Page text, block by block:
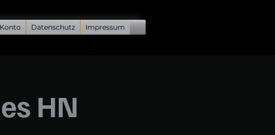
Datenschutz Impressum
HN